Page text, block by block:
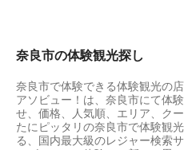
奈良市の体験観光探し
奈良市で体験できる体験観光の店
アソビュー！は、奈良市にて体
せ、価格、人気順、エリア、ク
たにピッタリの奈良市で体験観
る、国内最大級のレジャー検索